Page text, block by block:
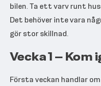
bilen. Ta ett varv runt
Det behöver inte vara
gör stor skillnad.
Vecka 1 – Kom
Första veckan handlar